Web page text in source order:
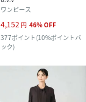
ワンピース
4,152 円 46%OFF
377ポイント(10%ポイントバ
ック)